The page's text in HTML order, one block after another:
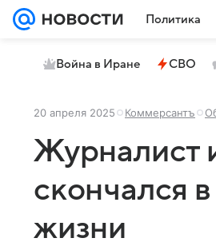
Политика
Война в Иране СВО
20 апреля 2025 Коммерсантъ
Журналист
скончался
жизни